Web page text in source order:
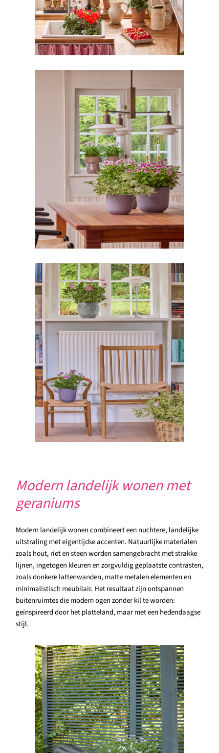
Modern landelijk wonen met
geraniums
Modern landelijk wonen combineert een nuchtere, landelijke
uitstraling met eigentijdse accenten. Natuurlijke materialen
zoals hout, riet en steen worden samengebracht met strakke
lijnen, ingetogen kleuren en zorgvuldig geplaatste contrasten,
zoals donkere lattenwanden, matte metalen elementen en
minimalistisch meubilair. Het resultaat zijn ontspannen
buitenruimtes die modern ogen zonder kil te worden:
geïnspireerd door het platteland, maar met een hedendaagse
stijl.